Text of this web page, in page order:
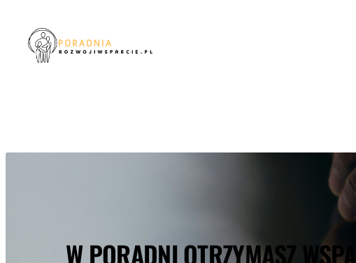
treści
W PORADNI OTRZYMASZ